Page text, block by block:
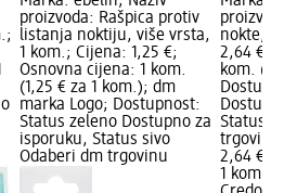
proizvoda: Rašpica protiv
listanja noktiju, više vrsta,
1 kom.; Cijena: 1,25 €;
Osnovna cijena: 1 kom.
(1,25 € za 1 kom.); dm
marka Logo; Dostupnost:
Status zeleno Dostupno za
isporuku, Status sivo
Odaberi dm trgovinu
nokte, 1
2,64 €;
kom.
Status
trgovinu
2,64 €
1 kom.